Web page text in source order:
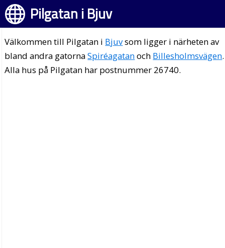
Pilgatan i Bjuv
Välkommen till Pilgatan i Bjuvsom ligger i närheten av
bland andra gatornaSpiréagatanoch Billesholmsvägen.
Alla hus på Pilgatan har postnummer 26740.